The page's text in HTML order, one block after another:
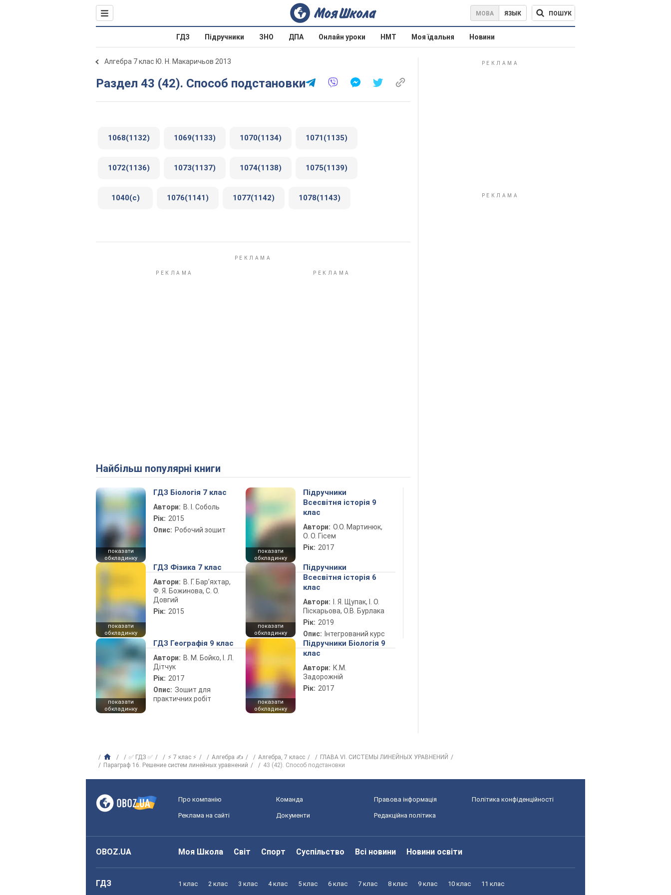
МОВА ЯЗЫК ПОШУК
ГДЗ Підручники ЗНО ДПА Онлайн уроки НМТ Моя їдальня Новини
Алгебра 7 клас Ю. Н. Макаричьов 2013
Раздел 43 (42). Способ подстановки
1068(1132) 1069(1133) 1070(1134) 1071(1135)
1072(1136) 1073(1137) 1074(1138) 1075(1139)
1040(c) 1076(1141) 1077(1142) 1078(1143)
Найбільш популярні книги
показати
обкладинку
ГДЗ Біологія 7 клас
Автори: В. І. Соболь
Рік: 2015
Опис: Робочий зошит
показати
обкладинку
Підручники
Всесвітня історія 9
клас
Автори: О.О. Мартинюк,
О. О. Гісем
Рік: 2017
показати
обкладинку
ГДЗ Фізика 7 клас
Автори: В. Г. Бар’яхтар,
Ф. Я. Божинова, С. О.
Довгий
Рік: 2015
показати
обкладинку
Підручники
Всесвітня історія 6
клас
Автори:
І. Я. Щупак, І. О.
Піскарьова, О.В. Бурлака
Рік: 2019
Опис: Інтегрований курс
показати
обкладинку
ГДЗ Географія 9 клас
Автори: В. М. Бойко, І. Л.
Дітчук
Рік: 2017
Опис: Зошит для
практичних робіт
показати
обкладинку
Підручники Біологія 9
клас
Автори: К.М.
Задорожній
Рік: 2017
✅ ГДЗ ✅ ⚡ 7 клас ⚡ Алгебра ✍ Алгебра, 7 класс
ГЛАВА VI. СИСТЕМЫ ЛИНЕЙНЫХ УРАВНЕНИЙ
Параграф 16. Решение систем линейных уравнений
43 (42). Способ подстановки
Про компанію Команда Правова інформація Політика конфіденційності
Реклама на сайті Документи Редакційна політика
OBOZ.UA Моя Школа Світ Спорт Суспільство Всі новини Новини освіти
ГДЗ 1 клас 2 клас 3 клас 4 клас 5 клас 6 клас 7 клас 8 клас 9 клас 10 клас 11 клас